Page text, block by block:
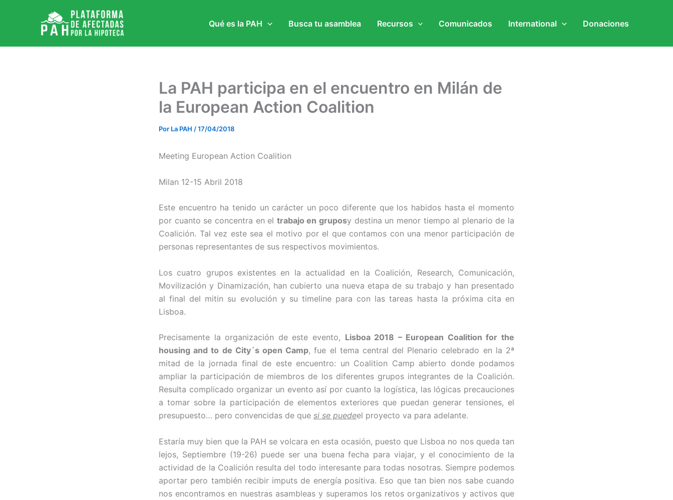
Qué es la PAH Busca tu asamblea Recursos Comunicados International Donaciones
La PAH participa en el encuentro en Milán de
la European Action Coalition
Por La PAH /17/04/2018
Meeting European Action Coalition
Milan 12-15 Abril 2018
Este encuentro ha tenido un carácter un poco diferente que los habidos hasta el momento
por cuanto se concentra en el trabajo en gruposy destina un menor tiempo al plenario de la
Coalición. Tal vez este sea el motivo por el que contamos con una menor participación de
personas representantes de sus respectivos movimientos.
Los cuatro grupos existentes en la actualidad en la Coalición, Research, Comunicación,
Movilización y Dinamización, han cubierto una nueva etapa de su trabajo y han presentado
al final del mitin su evolución y su timeline para con las tareas hasta la próxima cita en
Lisboa.
Precisamente la organización de este evento, Lisboa 2018 – European Coalition for the
housing and to de City´s open Camp, fue el tema central del Plenario celebrado en la 2ª
mitad de la jornada final de este encuentro: un Coalition Camp abierto donde podamos
ampliar la participación de miembros de los diferentes grupos integrantes de la Coalición.
Resulta complicado organizar un evento así por cuanto la logística, las lógicas precauciones
a tomar sobre la participación de elementos exteriores que puedan generar tensiones, el
presupuesto… pero convencidas de que si se puedeel proyecto va para adelante.
Estaría muy bien que la PAH se volcara en esta ocasión, puesto que Lisboa no nos queda tan
lejos, Septiembre (19-26) puede ser una buena fecha para viajar, y el conocimiento de la
actividad de la Coalición resulta del todo interesante para todas nosotras. Siempre podemos
aportar pero también recibir imputs de energía positiva. Eso que tan bien nos sabe cuando
nos encontramos en nuestras asambleas y superamos los retos organizativos y activos que